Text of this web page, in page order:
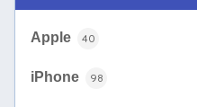
Apple 40
iPhone 98